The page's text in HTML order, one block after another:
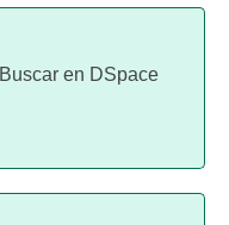
Buscar en DSpace